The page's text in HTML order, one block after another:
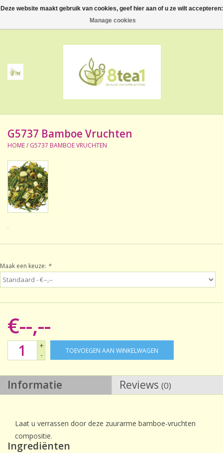
0 Artikelen - €--,--
Thee
Accessoires
NIEUW! Verpakte thee
BeppeDeli en 8tea1
Contact
Sale!
Laatste kans!
G5737 Bamboe Vruchten
HOME/ G5737 BAMBOE VRUCHTEN
Maak een keuze: *
€--,--
+
-
TOEVOEGEN AAN WINKELWAGEN
Informatie Reviews (0)
Laat u verrassen door deze zuurarme bamboe-vruchten
compositie.
Ingrediënten
Deze website maakt gebruik van cookies, geef hier aan of u ze wilt accepteren:
Manage cookies